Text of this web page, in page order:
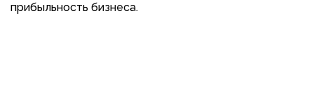
прибыльность бизнеса.